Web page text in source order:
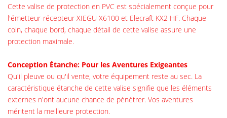
Cette valise de protection en PVC est spécialement conçue pour
l'émetteur-récepteur XIEGU X6100 et Elecraft KX2 HF. Chaque
coin, chaque bord, chaque détail de cette valise assure une
protection maximale.
Conception Étanche: Pour les Aventures Exigeantes
Qu'il pleuve ou qu'il vente, votre équipement reste au sec. La
caractéristique étanche de cette valise signifie que les éléments
externes n'ont aucune chance de pénétrer. Vos aventures
méritent la meilleure protection.